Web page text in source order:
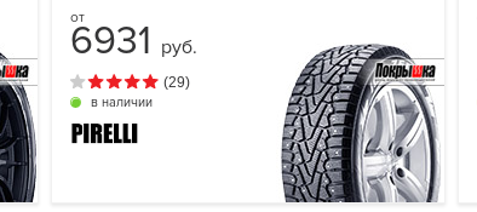
6931 руб.
(29)
в наличии